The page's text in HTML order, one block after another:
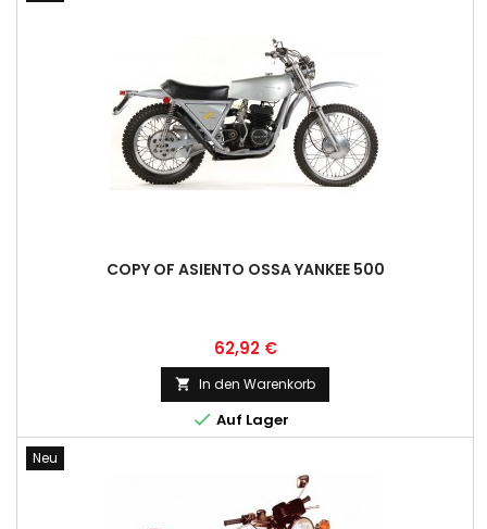
COPY OF ASIENTO OSSA YANKEE 500
Preis
62,92 €
 In den Warenkorb
 Auf Lager
Neu